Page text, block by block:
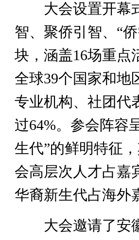
大会设置开幕
智、聚侨引智、“
块，涵盖16场重点
全球39个国家和地
专业机构、社团代
过64%。参会阵容
生代”的鲜明特征
会高层次人才占嘉
华裔新生代占海外
大会邀请了安徽